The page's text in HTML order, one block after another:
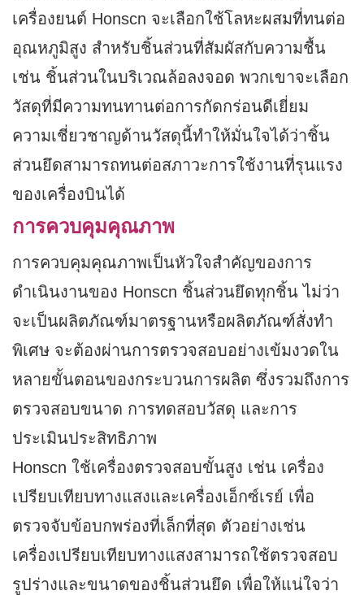
เครื่องยนต์ Honscn จะเลือกใช้โลหะผสมที่ทนต่อ
อุณหภูมิสูง สำหรับชิ้นส่วนที่สัมผัสกับความชื้น
เช่น ชิ้นส่วนในบริเวณล้อลงจอด พวกเขาจะเลือก
วัสดุที่มีความทนทานต่อการกัดกร่อนดีเยี่ยม
ความเชี่ยวชาญด้านวัสดุนี้ทำให้มั่นใจได้ว่าชิ้น
ส่วนยึดสามารถทนต่อสภาวะการใช้งานที่รุนแรง
ของเครื่องบินได้
การควบคุมคุณภาพ
การควบคุมคุณภาพเป็นหัวใจสำคัญของการ
ดำเนินงานของ Honscn ชิ้นส่วนยึดทุกชิ้น ไม่ว่า
จะเป็นผลิตภัณฑ์มาตรฐานหรือผลิตภัณฑ์สั่งทำ
พิเศษ จะต้องผ่านการตรวจสอบอย่างเข้มงวดใน
หลายขั้นตอนของกระบวนการผลิต ซึ่งรวมถึงการ
ตรวจสอบขนาด การทดสอบวัสดุ และการ
ประเมินประสิทธิภาพ
Honscn ใช้เครื่องตรวจสอบขั้นสูง เช่น เครื่อง
เปรียบเทียบทางแสงและเครื่องเอ็กซ์เรย์ เพื่อ
ตรวจจับข้อบกพร่องที่เล็กที่สุด ตัวอย่างเช่น
เครื่องเปรียบเทียบทางแสงสามารถใช้ตรวจสอบ
รูปร่างและขนาดของชิ้นส่วนยึด เพื่อให้แน่ใจว่า